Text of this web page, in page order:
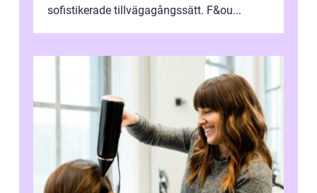
sofistikerade tillvägagångssätt. F&ou...